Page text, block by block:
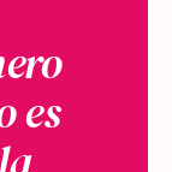
es